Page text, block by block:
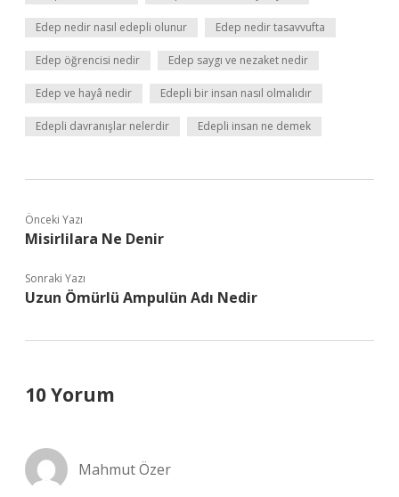
Edep nedir nasıl edepli olunur Edep nedir tasavvufta
Edep öğrencisi nedir Edep saygı ve nezaket nedir
Edep ve hayâ nedir Edepli bir insan nasıl olmalıdır
Edepli davranışlar nelerdir Edepli insan ne demek
Önceki Yazı
Misirlilara Ne Denir
Sonraki Yazı
Uzun Ömürlü Ampulün Adı Nedir
10 Yorum
Mahmut Özer